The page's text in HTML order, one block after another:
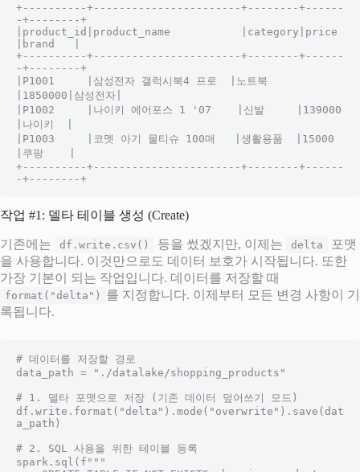
+----------+-----------------------+--------+------
-+--------+
|product_id|product_name           |category|price
|brand   |
+----------+-----------------------+--------+------
-+--------+
|P1001     |삼성전자 갤럭시북4 프로  |노트북
|1850000|삼성전자|
|P1002     |나이키 에어포스 1 '07    |신발     |139000
|나이키  |
|P1003     |코멧 아기 물티슈 100매   |생활용품  |15000
|쿠팡    |
+----------+-----------------------+--------+------
-+--------+
작업 #1: 델타 테이블 생성 (Create)
기존에는 df.write.csv() 등을 썼겠지만, 이제는 delta
포맷
을 사용합니다. 이것만으로도 데이터 보호가 시작됩니다. 또한
가장 기본이 되는 작업입니다. 데이터를 저장할 때
format("delta")
를 지정합니다. 이제부터 모든 변경 사항이 기
록됩니다.
# 데이터를 저장할 경로
data_path = "./datalake/shopping_products"
# 1. 델타 포맷으로 저장 (기존 데이터 덮어쓰기 모드)
df.write.format("delta").mode("overwrite").save(dat
a_path)
# 2. SQL 사용을 위한 테이블 등록
spark.sql(f"""